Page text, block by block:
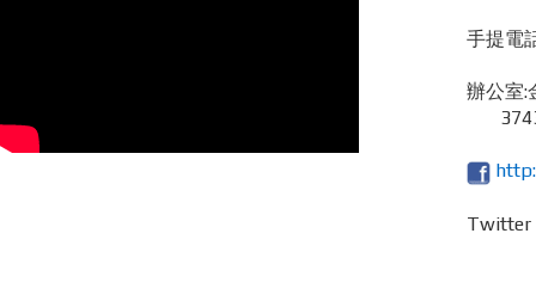
手提電
辦公室: